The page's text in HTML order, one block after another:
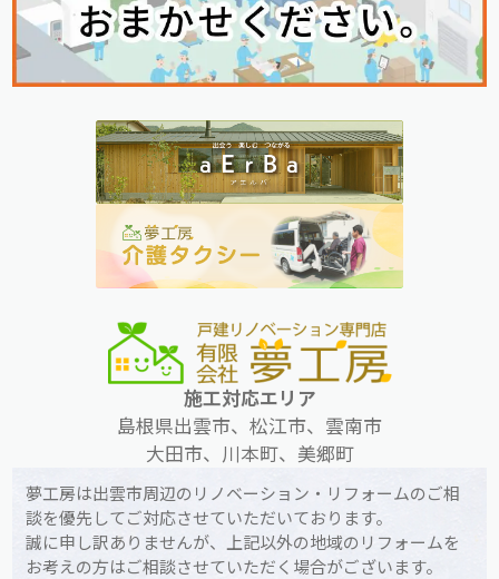
施工対応エリア
島根県出雲市、松江市、雲南市
大田市、川本町、美郷町
夢工房は出雲市周辺のリノベーション・リフォームのご相
談を優先してご対応させていただいております。
誠に申し訳ありませんが、上記以外の地域のリフォームを
お考えの方はご相談させていただく場合がございます。